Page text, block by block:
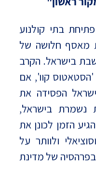
בתי קולנוע
מאסף חלושה של
בישראל. הקרב
קוו', אם
הפסידה את
נשמרת בישראל,
הזמן לכונן את
ולוותר על
של מדינת